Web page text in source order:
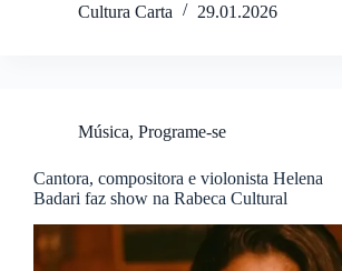
Cultura Carta
29.01.2026
Música, Programe-se
Cantora, compositora e violonista Helena
Badari faz show na Rabeca Cultural